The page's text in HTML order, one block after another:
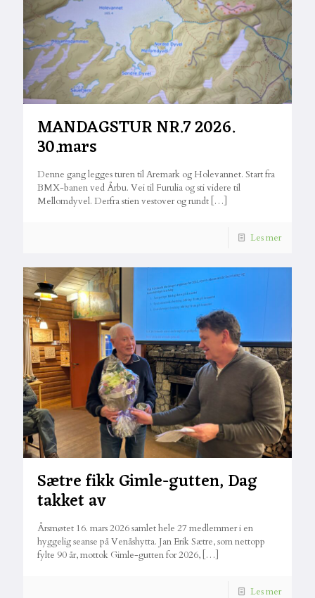
MANDAGSTUR NR.7 2026.
30.mars
Denne gang legges turen til Aremark og Holevannet. Start fra
BMX-banen ved Årbu. Vei til Furulia og sti videre til
Mellomdyvel. Derfra stien vestover og rundt […]
Les mer
Sætre fikk Gimle-gutten, Dag
takket av
Årsmøtet 16. mars 2026 samlet hele 27 medlemmer i en
hyggelig seanse på Venåshytta. Jan Erik Sætre, som nettopp
fylte 90 år, mottok Gimle-gutten for 2026, […]
Les mer